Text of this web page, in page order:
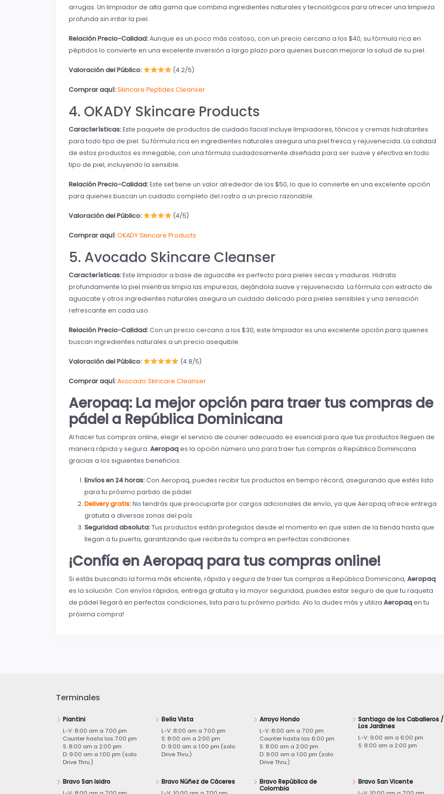
arrugas. Un limpiador de alta gama que combina ingredientes naturales y tecnológicos para ofrecer una limpieza
profunda sin irritar la piel.
Relación Precio-Calidad:Aunque es un poco más costoso, con un precio cercano a los $40, su fórmula rica en
péptidos lo convierte en una excelente inversión a largo plazo para quienes buscan mejorar la salud de su piel.
Valoración del Público: (4.2/5)
Comprar aquí:Skincare Peptides Cleanser
4. OKADY Skincare Products
Características:Este paquete de productos de cuidado facial incluye limpiadores, tónicos y cremas hidratantes
para todo tipo de piel. Su fórmula rica en ingredientes naturales asegura una piel fresca y rejuvenecida. La calidad
de estos productos es innegable, con una fórmula cuidadosamente diseñada para ser suave y efectiva en todo
tipo de piel, incluyendo la sensible.
Relación Precio-Calidad:Este set tiene un valor alrededor de los $50, lo que lo convierte en una excelente opción
para quienes buscan un cuidado completo del rostro a un precio razonable.
Valoración del Público: (4/5)
Comprar aquí:OKADY Skincare Products
5. Avocado Skincare Cleanser
Características:Este limpiador a base de aguacate es perfecto para pieles secas y maduras. Hidrata
profundamente la piel mientras limpia las impurezas, dejándola suave y rejuvenecida. La fórmula con extracto de
aguacate y otros ingredientes naturales asegura un cuidado delicado para pieles sensibles y una sensación
refrescante en cada uso.
Relación Precio-Calidad:Con un precio cercano a los $30, este limpiador es una excelente opción para quienes
buscan ingredientes naturales a un precio asequible.
Valoración del Público: (4.8/5)
Comprar aquí:Avocado Skincare Cleanser
Aeropaq: La mejor opción para traer tus compras de
pádel a República Dominicana
Al hacer tus compras online, elegir el servicio de courier adecuado es esencial para que tus productos lleguen de
manera rápida y segura. Aeropaqes la opción número uno para traer tus compras a República Dominicana
gracias a los siguientes beneficios:
Envíos en 24 horas:Con Aeropaq, puedes recibir tus productos en tiempo récord, asegurando que estés listo
para tu próximo partido de pádel.
Delivery gratis:No tendrás que preocuparte por cargos adicionales de envío, ya que Aeropaq ofrece entrega
gratuita a diversas zonas del país.
Seguridad absoluta:Tus productos están protegidos desde el momento en que salen de la tienda hasta que
llegan a tu puerta, garantizando que recibirás tu compra en perfectas condiciones.
¡Confía en Aeropaq para tus compras online!
Si estás buscando la forma más eficiente, rápida y segura de traer tus compras a República Dominicana, Aeropaq
es la solución. Con envíos rápidos, entrega gratuita y la mayor seguridad, puedes estar seguro de que tu raqueta
de pádel llegará en perfectas condiciones, lista para tu próximo partido. ¡No lo dudes más y utiliza Aeropaqen tu
próxima compra!
Terminales
Piantini
L-V: 8:00 am a 7:00 pm
Counter hasta las 7:00 pm
S: 8:00 am a 2:00 pm
D: 9:00 am a 1:00 pm (solo
Drive Thru.)
Bella Vista
L-V: 8:00 am a 7:00 pm
S: 8:00 am a 2:00 pm
D: 9:00 am a 1:00 pm (solo
Drive Thru.)
Arroyo Hondo
L-V: 8:00 am a 7:00 pm
Counter hasta las 6:00 pm
S: 8:00 am a 2:00 pm
D: 9:00 am a 1:00 pm (solo
Drive Thru.)
Santiago de los Caballeros /
Los Jardines
L-V: 9:00 am a 6:00 pm
S: 8:00 am a 2:00 pm
Bravo San Isidro
Bravo Núñez de Cáceres
Bravo República de
Colombia
Bravo San Vicente